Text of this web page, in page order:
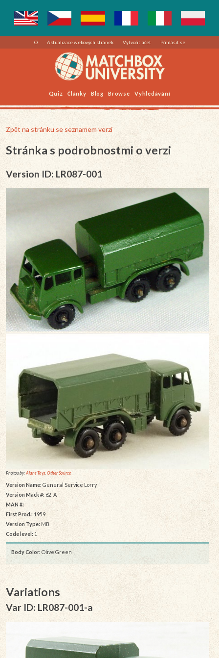
O Aktualizace webových stránek Vytvořit účet Přihlásit se
Quiz Články Blog Browse Vyhledávání
Zpět na stránku se seznamem verzí
Stránka s podrobnostmi o verzi
Version ID: LR087-001
Photos by:Alans Toys,Other Source
Version Name: General Service Lorry
Version Mack #: 62-A
MAN #:
First Prod.: 1959
Version Type: MB
Code level: 1
Body Color: Olive Green
Variations
Var ID: LR087-001-a